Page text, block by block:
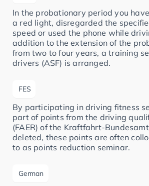
In the probationary period you
a red light, disregarded the
speed or used the phone while
addition to the extension of the
from two to four years, a training
drivers (ASF) is arranged.
FES
By participating in driving fitness
part of points from the driving
(FAER) of the Kraftfahrt-
deleted, these points are often
to as points reduction seminar.
German